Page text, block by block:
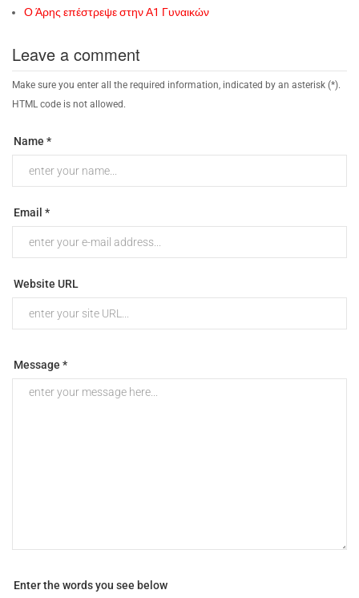
Ο Άρης επέστρεψε στην Α1 Γυναικών
Leave a comment
Make sure you enter all the required information, indicated by an asterisk (*).
HTML code is not allowed.
Name *
Email *
Website URL
Message *
Enter the words you see below